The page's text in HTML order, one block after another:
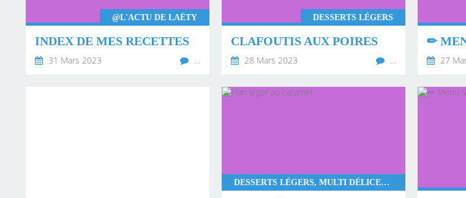
@L'ACTU DE LAËTY
INDEX DE MES RECETTES
31 Mars 2023 …
DESSERTS LÉGERS
CLAFOUTIS AUX POIRES
28 Mars 2023 … 27
DESSERTS LÉGERS, MULTI DÉLICES SEB